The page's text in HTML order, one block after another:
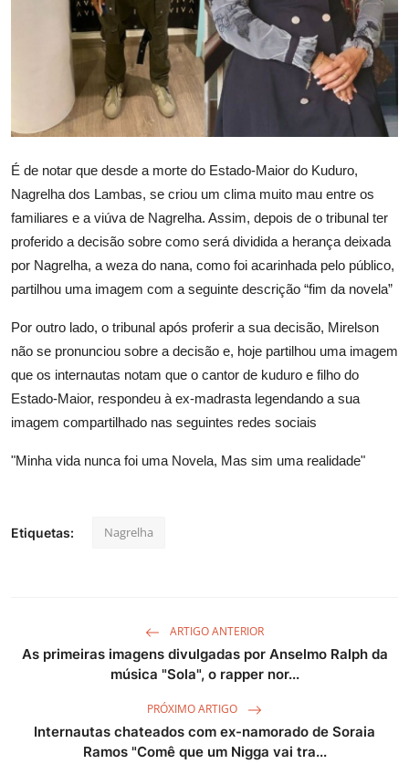
É de notar que desde a morte do Estado-Maior do Kuduro,
Nagrelha dos Lambas, se criou um clima muito mau entre os
familiares e a viúva de Nagrelha. Assim, depois de o tribunal ter
proferido a decisão sobre como será dividida a herança deixada
por Nagrelha, a weza do nana, como foi acarinhada pelo público,
partilhou uma imagem com a seguinte descrição “fim da novela”
Por outro lado, o tribunal após proferir a sua decisão, Mirelson
não se pronunciou sobre a decisão e, hoje partilhou uma imagem
que os internautas notam que o cantor de kuduro e filho do
Estado-Maior, respondeu à ex-madrasta legendando a sua
imagem compartilhado nas seguintes redes sociais
"Minha vida nunca foi uma Novela, Mas sim uma realidade"
Etiquetas: Nagrelha
ARTIGO ANTERIOR
As primeiras imagens divulgadas por Anselmo Ralph da
música "Sola", o rapper nor...
PRÓXIMO ARTIGO
Internautas chateados com ex-namorado de Soraia
Ramos "Comê que um Nigga vai tra...